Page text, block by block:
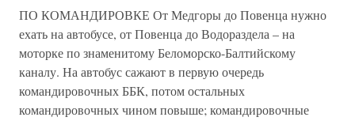
ПО КОМАНДИРОВКЕ От Медгоры до Повенца нужно
ехать на автобусе, от Повенца до Водораздела – на
моторке по знаменитому Беломорско-Балтийскому
каналу. На автобус сажают в первую очередь
командировочных ББК, потом остальных
командировочных чином повыше; командировочные